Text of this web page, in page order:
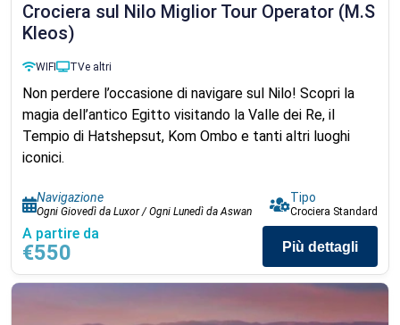
Crociera sul Nilo Miglior Tour Operator (M.S
Kleos)
WIFI TVe altri
Non perdere l’occasione di navigare sul Nilo! Scopri la
magia dell’antico Egitto visitando la Valle dei Re, il
Tempio di Hatshepsut, Kom Ombo e tanti altri luoghi
iconici.
Navigazione
Ogni Giovedì da Luxor / Ogni Lunedì da Aswan
Tipo
Crociera Standard
A partire da
€550 Più dettagli